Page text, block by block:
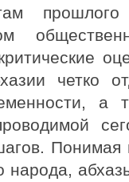
четко
а
народа,